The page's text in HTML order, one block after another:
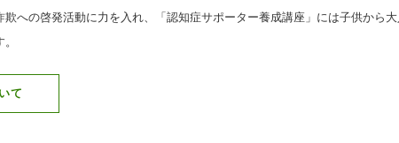
への啓発活動に力を入れ、「認知症サポーター養成講座」には子供から
て